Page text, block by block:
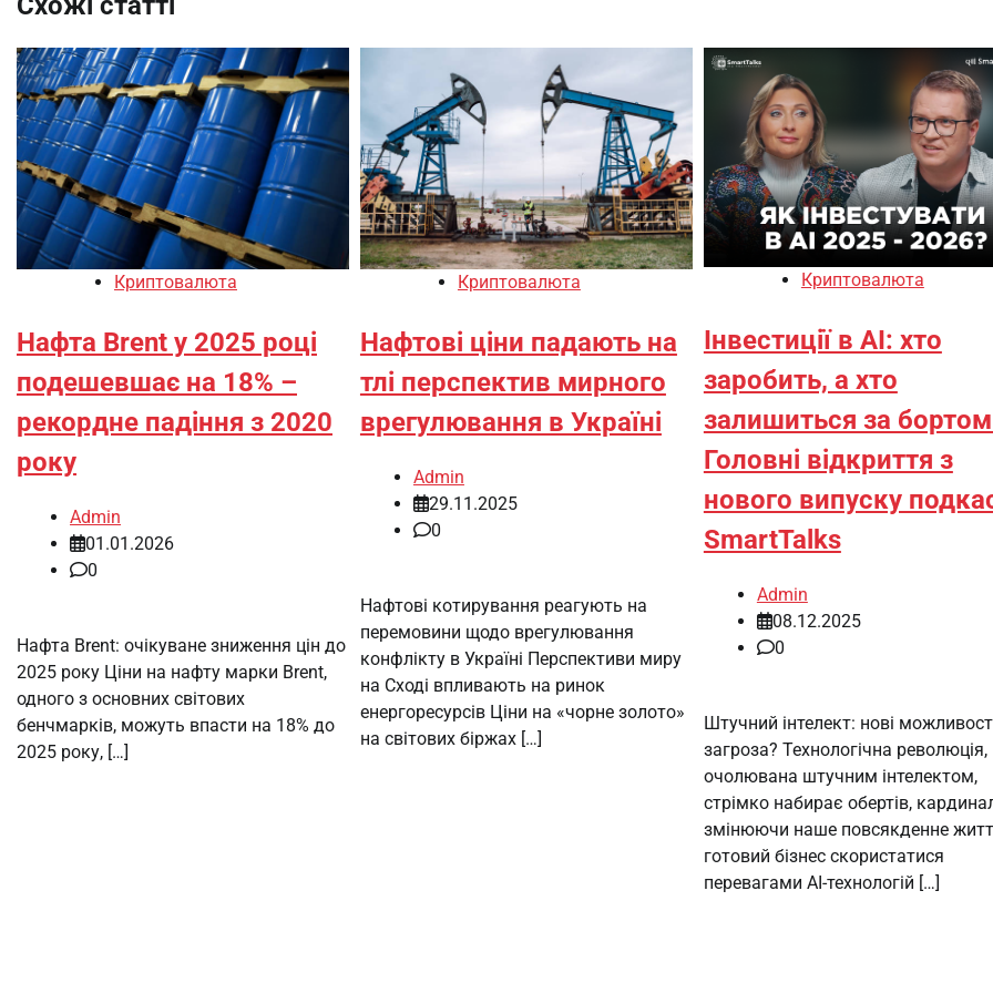
Криптовалюта
Нафта Brent у 2025 році
подешевшає на 18% –
рекордне падіння з 2020
року
Admin
01.01.2026
0
Нафта Brent: очікуване зниження цін до
2025 року Ціни на нафту марки Brent,
одного з основних світових
бенчмарків, можуть впасти на 18% до
2025 року, […]
Криптовалюта
Нафтові ціни падають на
тлі перспектив мирного
врегулювання в Україні
Admin
29.11.2025
0
Нафтові котирування реагують на
перемовини щодо врегулювання
конфлікту в Україні Перспективи миру
на Сході впливають на ринок
енергоресурсів Ціни на «чорне золото»
на світових біржах […]
Криптовалюта
Інвестиції в AI: хто
заробить, а хто
залишиться за
Головні відкриття з
нового випуску
SmartTalks
Admin
08.12.2025
0
Штучний інтелект: нові
загроза? Технологічна революція,
очолювана штучним інтелектом,
стрімко набирає обертів,
змінюючи наше повсякденне
готовий бізнес скористатися
перевагами AI-технологій […]